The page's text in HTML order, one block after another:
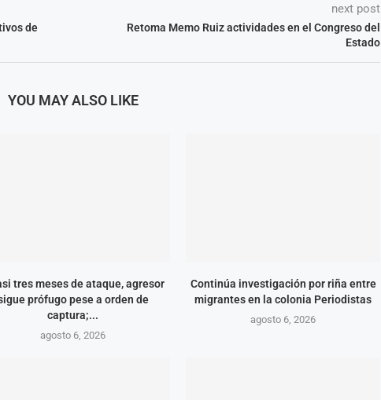
de
next post
Retoma Memo Ruiz actividades en el Congreso del
Estado
YOU MAY ALSO LIKE
tres meses de ataque, agresor
prófugo pese a orden de
captura;...
agosto 6, 2026
Continúa investigación por riña entre
migrantes en la colonia Periodistas
agosto 6, 2026